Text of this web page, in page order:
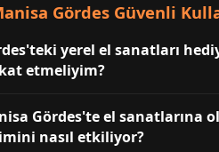
Gördes Güvenli
yerel el sanatları
etmeliyim?
Gördes'te el sanatlarına
nasıl etkiliyor?